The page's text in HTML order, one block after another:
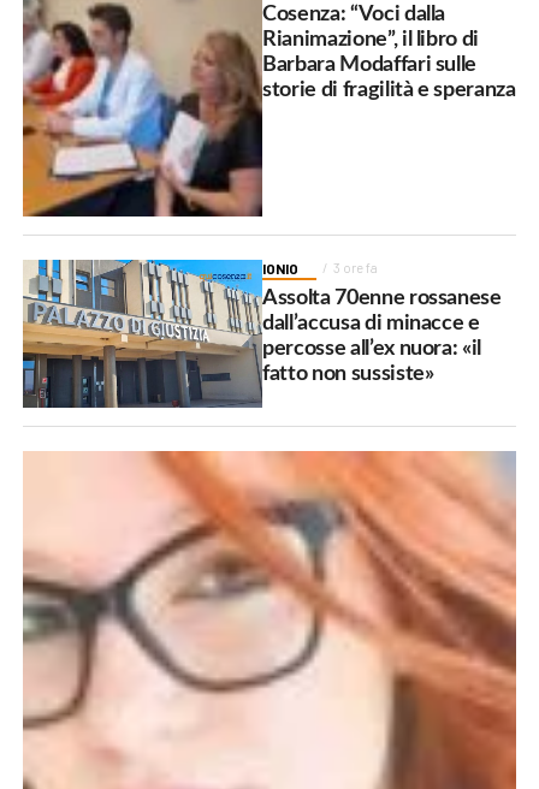
Cosenza: “Voci dalla
Rianimazione”, il libro di
Barbara Modaffari sulle
storie di fragilità e speranza
IONIO 3 ore fa
Assolta 70enne rossanese
dall’accusa di minacce e
percosse all’ex nuora: «il
fatto non sussiste»